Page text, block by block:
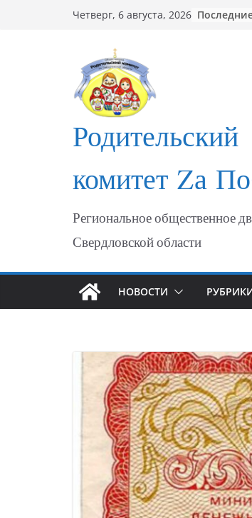
Четверг, 6 августа, 2026
Родительский
комитет Zа
Региональное общественное
Свердловской области
НОВОСТИ